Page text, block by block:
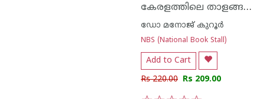
കേരളത്തിലെ താളങ്ങളും കലകളും
ഡോ മനോജ് കുറൂര്‍
NBS (National Book Stall)
Add to Cart
Rs 220.00 Rs 209.00